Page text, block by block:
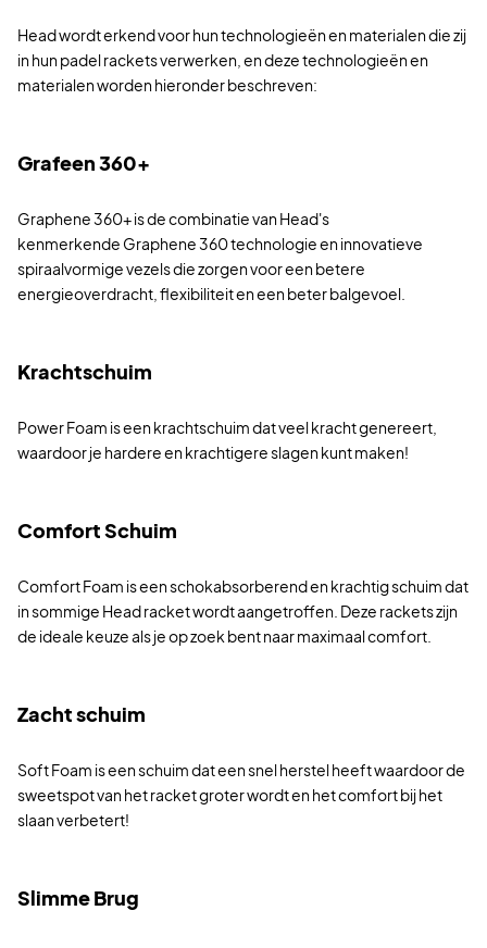
Head wordt erkend voor hun technologieën en materialen die zij
in hun padel rackets verwerken, en deze technologieën en
materialen worden hieronder beschreven:
Grafeen 360+
Graphene 360+ is de combinatie van Head's
kenmerkende Graphene 360 technologie en innovatieve
spiraalvormige vezels die zorgen voor een betere
energieoverdracht, flexibiliteit en een beter balgevoel.
Krachtschuim
Power Foam is een krachtschuim dat veel kracht genereert,
waardoor je hardere en krachtigere slagen kunt maken!
Comfort Schuim
Comfort Foam is een schokabsorberend en krachtig schuim dat
in sommige Head racket wordt aangetroffen. Deze rackets zijn
de ideale keuze als je op zoek bent naar maximaal comfort.
Zacht schuim
Soft Foam is een schuim dat een snel herstel heeft waardoor de
sweetspot van het racket groter wordt en het comfort bij het
slaan verbetert!
Slimme Brug